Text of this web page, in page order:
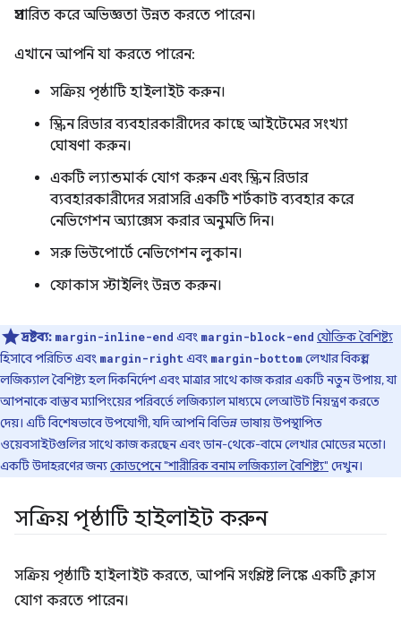
প্রসারিত করে অভিজ্ঞতা উন্নত করতে পারেন।
এখানে আপনি যা করতে পারেন:
সক্রিয় পৃষ্ঠাটি হাইলাইট করুন।
স্ক্রিন রিডার ব্যবহারকারীদের কাছে আইটেমের সংখ্যা
ঘোষণা করুন।
একটি ল্যান্ডমার্ক যোগ করুন এবং স্ক্রিন রিডার
ব্যবহারকারীদের সরাসরি একটি শর্টকাট ব্যবহার করে
নেভিগেশন অ্যাক্সেস করার অনুমতি দিন।
সরু ভিউপোর্টে নেভিগেশন লুকান।
ফোকাস স্টাইলিং উন্নত করুন।
দ্রষ্টব্য: margin-inline-end এবং margin-block-end যৌক্তিক বৈশিষ্ট্য
হিসাবে পরিচিত এবং margin-right এবং margin-bottomলেখার বিকল্প।
লজিক্যাল বৈশিষ্ট্য হল দিকনির্দেশ এবং মাত্রার সাথে কাজ করার একটি নতুন উপায়, যা
আপনাকে বাস্তব ম্যাপিংয়ের পরিবর্তে লজিক্যাল মাধ্যমে লেআউট নিয়ন্ত্রণ করতে
দেয়। এটি বিশেষভাবে উপযোগী, যদি আপনি বিভিন্ন ভাষায় উপস্থাপিত
ওয়েবসাইটগুলির সাথে কাজ করছেন এবং ডান-থেকে-বামে লেখার মোডের মতো।
একটি উদাহরণের জন্যকোডপেনে "শারীরিক বনাম লজিক্যাল বৈশিষ্ট্য" দেখুন।
সক্রিয় পৃষ্ঠাটি হাইলাইট করুন
সক্রিয় পৃষ্ঠাটি হাইলাইট করতে, আপনি সংশ্লিষ্ট লিঙ্কে একটি ক্লাস
যোগ করতে পারেন।